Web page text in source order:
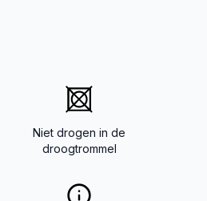
Niet drogen in de
droogtrommel